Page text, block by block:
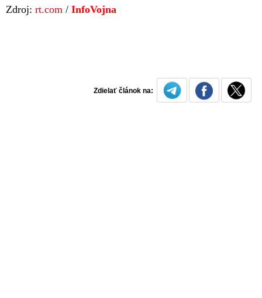
Zdroj: rt.com / InfoVojna
Zdielať článok na: